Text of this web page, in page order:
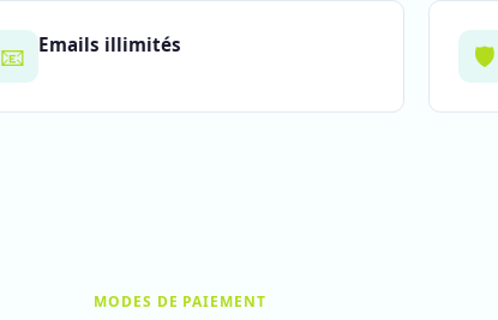
📧 Emails illimités 🛡️
MODES DE PAIEMENT